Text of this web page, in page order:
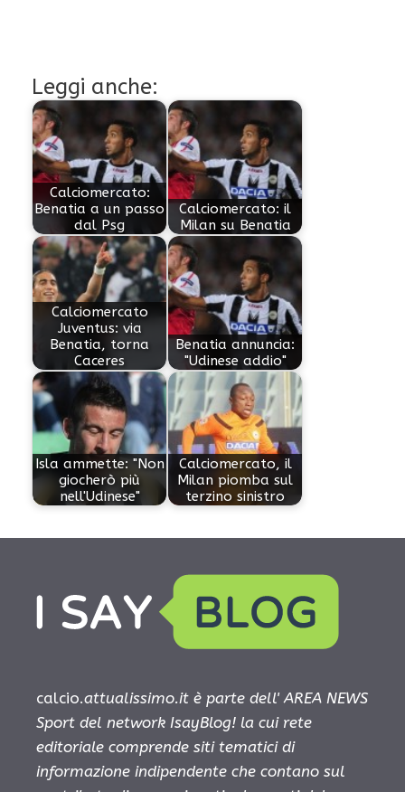
Leggi anche:
Calciomercato:
Benatia a un passo
dal Psg
Calciomercato: il
Milan su Benatia
Calciomercato
Juventus: via
Benatia, torna
Caceres
Benatia annuncia:
"Udinese addio"
Isla ammette: "Non
giocherò più
nell'Udinese"
Calciomercato, il
Milan piomba sul
terzino sinistro
calcio.attualissimo.it è parte dell' AREA NEWS
Sport del network IsayBlog! la cui rete
editoriale comprende siti tematici di
informazione indipendente che contano sul